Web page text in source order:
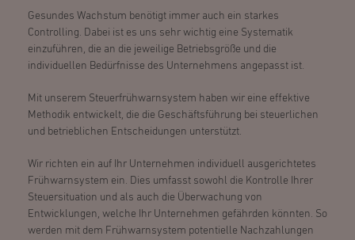
Gesundes Wachstum benötigt immer auch ein starkes
Controlling. Dabei ist es uns sehr wichtig eine Systematik
einzuführen, die an die jeweilige Betriebsgröße und die
individuellen Bedürfnisse des Unternehmens angepasst ist.
Mit unserem Steuerfrühwarnsystem haben wir eine effektive
Methodik entwickelt, die die Geschäftsführung bei steuerlichen
und betrieblichen Entscheidungen unterstützt.
Wir richten ein auf Ihr Unternehmen individuell ausgerichtetes
Frühwarnsystem ein. Dies umfasst sowohl die Kontrolle Ihrer
Steuersituation und als auch die Überwachung von
Entwicklungen, welche Ihr Unternehmen gefährden könnten. So
werden mit dem Frühwarnsystem potentielle Nachzahlungen